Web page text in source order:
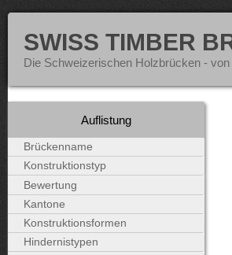
SWISS TIMBER
Die Schweizerischen Holzbrücken -
Auflistung
Brückenname
Konstruktionstyp
Bewertung
Kantone
Konstruktionsformen
Hindernistypen